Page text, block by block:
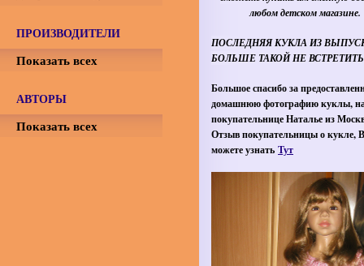
любом детском магазине.
ПОСЛЕДНЯЯ КУКЛА ИЗ
БОЛЬШЕ ТАКОЙ НЕ
Большое спасибо за
домашнюю фотографию куклы,
покупательнице Наталье из
Отзыв покупательницы о кукле,
можете узнать Тут
ПРОИЗВОДИТЕЛИ
Показать всех
АВТОРЫ
Показать всех